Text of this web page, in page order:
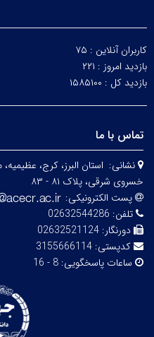
کاربران آنلاین : ۷۵
بازدید امروز : ۲۲۱
بازدید کل : ۱۵۸۵۱۰۰
تماس با ما
نشانی: استان البرز، کرج،
خسروی شرقی، پلاک ۸۱ - ۸۳
پست الکترونیکی:
تلفن: 02632544286
دورنگار: 02632521124
کدپستی: 3155666114
ساعات پاسخگویی: 8 - 16